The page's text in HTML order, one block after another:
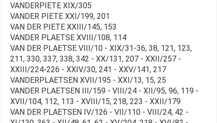
VANDERPIETE XIX/305
VANDER PIETE XXI/199, 201
VAN DER PIETE XXIII/145, 153
VANDER PLAETSE XVIII/108, 114
VAN DER PLAETSE VIII/10 - XIX/31-36, 38, 121, 123,
211, 330, 337, 338, 342 - XX/131, 207 - XXII/257 -
XXIII/224-226 - XXIV/30, 241 - XXV/141, 217
VANDERPLAETSEN XVII/195 - XXI/13, 15, 25
VANDER PLAETSEN III/159 - VIII/24 - XII/95, 96, 119 -
XVII/104, 112, 113 - XVIII/15, 218, 223 - XXII/179
VAN DER PLAETSEN IV/126 - VII/110 - VIII/24, 42 -